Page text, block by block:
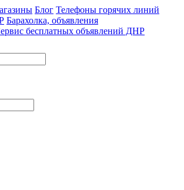
Блог Телефоны горячих линий
Барахолка, объявления